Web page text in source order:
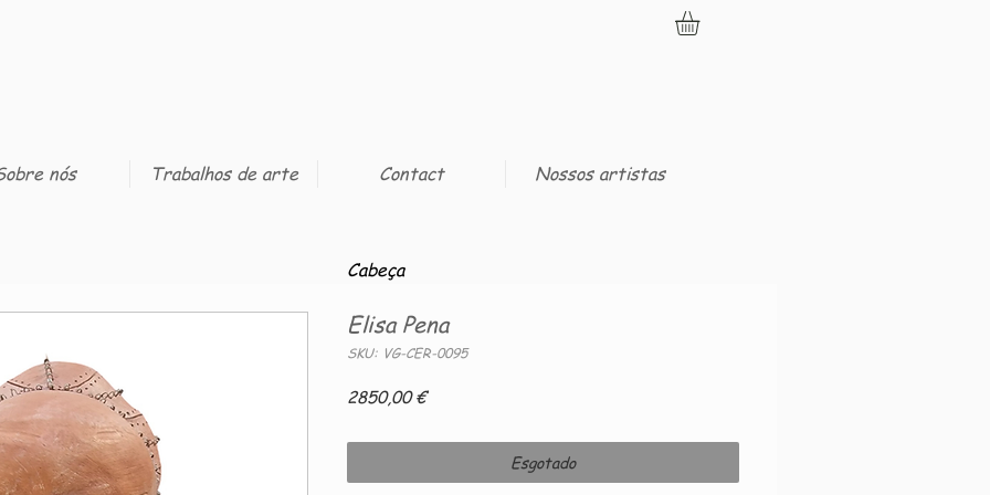
nós Trabalhos de arte Contact Nossos artistas
Cabeça
Elisa Pena
SKU: VG-CER-0095
2850,00 €Preço
Esgotado